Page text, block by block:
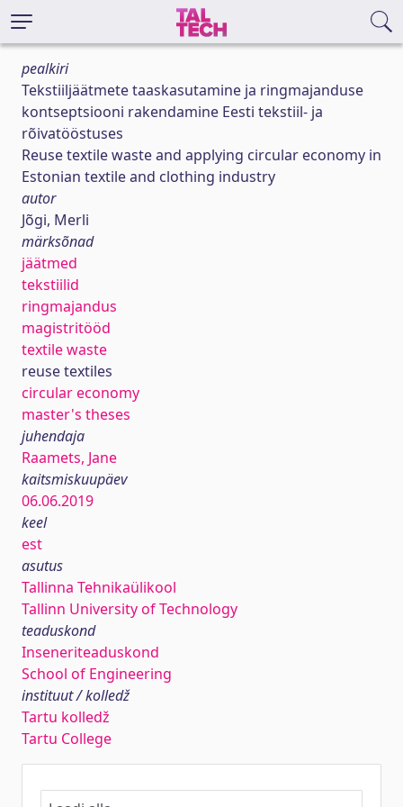
pealkiri
Tekstiiljäätmete taaskasutamine ja ringmajanduse
kontseptsiooni rakendamine Eesti tekstiil- ja
rõivatööstuses
Reuse textile waste and applying circular economy in
Estonian textile and clothing industry
autor
Jõgi, Merli
märksõnad
jäätmed
tekstiilid
ringmajandus
magistritööd
textile waste
reuse textiles
circular economy
master's theses
juhendaja
Raamets, Jane
kaitsmiskuupäev
06.06.2019
keel
est
asutus
Tallinna Tehnikaülikool
Tallinn University of Technology
teaduskond
Inseneriteaduskond
School of Engineering
instituut / kolledž
Tartu kolledž
Tartu College